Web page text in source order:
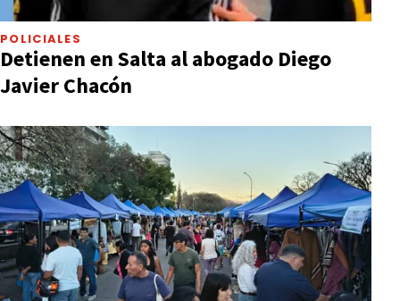
POLICIALES
Detienen en Salta al abogado Diego
Javier Chacón